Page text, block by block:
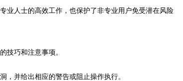
业人士的高效工作，也保护了非专业用户免受潜在风险
技巧和注意事项。
，并给出相应的警告或阻止操作执行。